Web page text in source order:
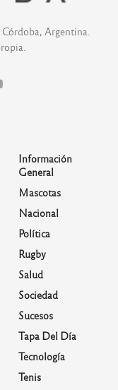
Argentina.
Información
General
Mascotas
Nacional
Política
Rugby
Salud
Sociedad
Sucesos
Tapa Del Día
Tecnología
Tenis